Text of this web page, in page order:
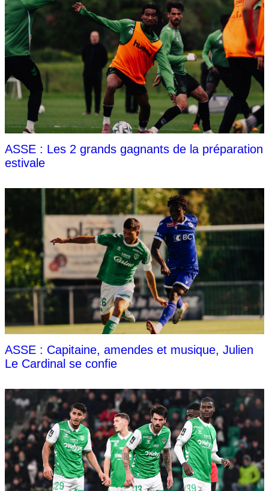
ASSE : Les 2 grands gagnants de la préparation
estivale
ASSE : Capitaine, amendes et musique, Julien
Le Cardinal se confie